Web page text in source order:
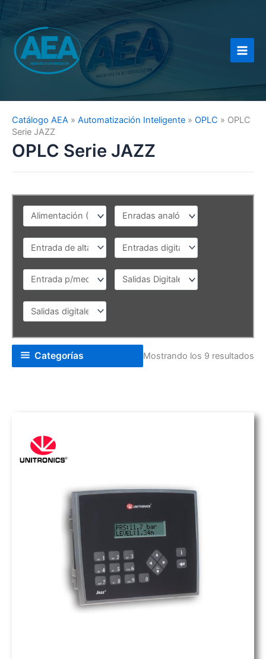
al
contenido
Catálogo AEA » Automatización Inteligente » OPLC » OPLC
Serie JAZZ
OPLC Serie JAZZ
Categorías Mostrando los 9 resultados